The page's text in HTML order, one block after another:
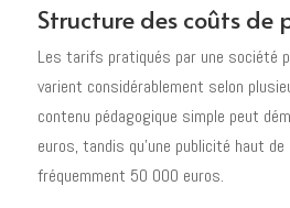
Structure des coûts de
Les tarifs pratiqués par une société
varient considérablement selon
contenu pédagogique simple peut
euros, tandis qu'une publicité haut de
fréquemment 50 000 euros.